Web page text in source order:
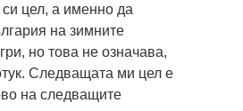
цел, а именно да
на зимните
но това не означава,
Следващата ми цел е
на следващите